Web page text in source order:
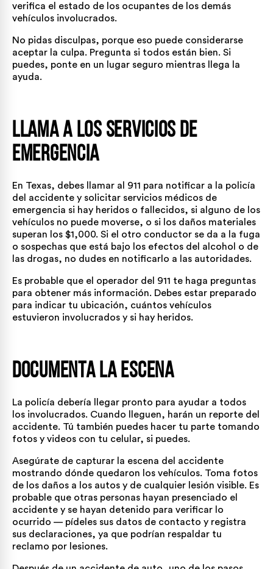
verifica el estado de los ocupantes de los demás
vehículos involucrados.
No pidas disculpas, porque eso puede considerarse
aceptar la culpa. Pregunta si todos están bien. Si
puedes, ponte en un lugar seguro mientras llega la
ayuda.
Llama a los servicios de
emergencia
En Texas, debes llamar al 911 para notificar a la policía
del accidente y solicitar servicios médicos de
emergencia si hay heridos o fallecidos, si alguno de los
vehículos no puede moverse, o si los daños materiales
superan los $1,000. Si el otro conductor se da a la fuga
o sospechas que está bajo los efectos del alcohol o de
las drogas, no dudes en notificarlo a las autoridades.
Es probable que el operador del 911 te haga preguntas
para obtener más información. Debes estar preparado
para indicar tu ubicación, cuántos vehículos
estuvieron involucrados y si hay heridos.
Documenta la escena
La policía debería llegar pronto para ayudar a todos
los involucrados. Cuando lleguen, harán un reporte del
accidente. Tú también puedes hacer tu parte tomando
fotos y videos con tu celular, si puedes.
Asegúrate de capturar la escena del accidente
mostrando dónde quedaron los vehículos. Toma fotos
de los daños a los autos y de cualquier lesión visible. Es
probable que otras personas hayan presenciado el
accidente y se hayan detenido para verificar lo
ocurrido — pídeles sus datos de contacto y registra
sus declaraciones, ya que podrían respaldar tu
reclamo por lesiones.